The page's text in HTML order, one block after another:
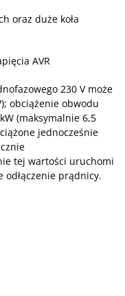
oraz duże koła
AVR
230 V może
obciążenie obwodu
(maksymalnie 6,5
jednocześnie
tej wartości uruchomi
odłączenie prądnicy.